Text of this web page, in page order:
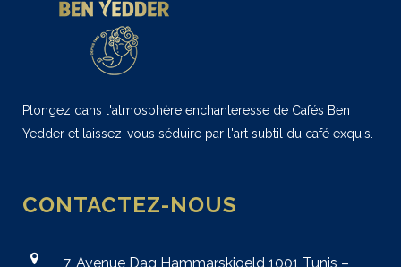
Plongez dans l'atmosphère enchanteresse de Cafés Ben
Yedder et laissez-vous séduire par l'art subtil du café exquis.
CONTACTEZ-NOUS
7, Avenue Dag Hammarskjoeld 1001 Tunis –